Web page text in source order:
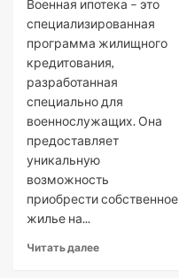
Военная ипотека – это
специализированная
программа жилищного
кредитования,
разработанная
специально для
военнослужащих. Она
предоставляет
уникальную
возможность
приобрести собственное
жилье на...
Читать далее